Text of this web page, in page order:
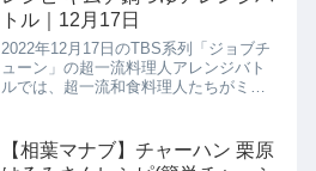
トル｜12月17日
2022年12月17日のTBS系列「ジョブチ
ューン」の超一流料理人アレンジバト
ルでは、超一流和食料理人たちがミツ
レンジレシピを考案！こちらでは中華
名菜 圳陽の山田昌夫シェフ...
【相葉マナブ】チャーハン 栗原